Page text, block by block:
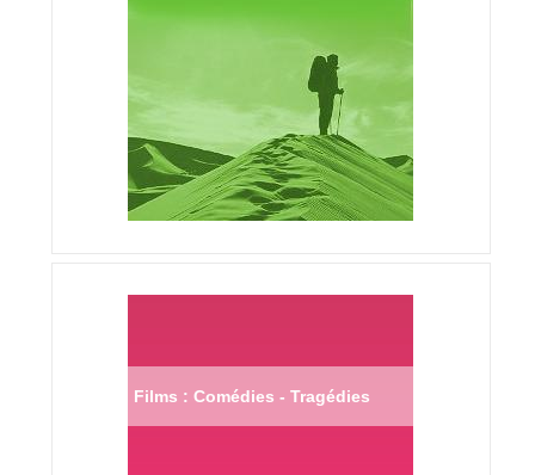
Films : Comédies - Tragédies